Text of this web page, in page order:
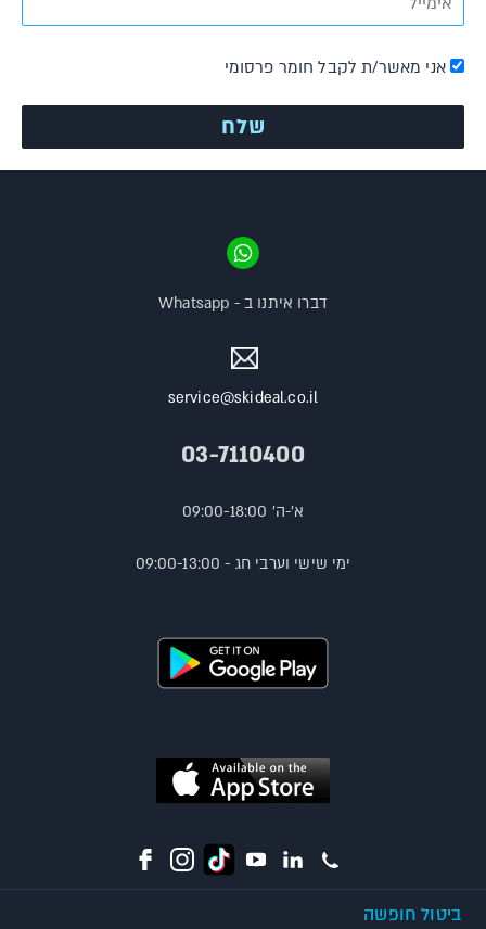
אני מאשר/ת לקבל חומר פרסומי
service@skideal.co.il
03-7110400
א'-ה' 09:00-18:00
ימי שישי וערבי חג - 09:00-13:00
דברו איתנו ב - Whatsapp
ביטול חופשה